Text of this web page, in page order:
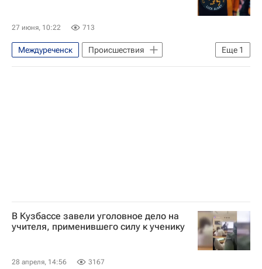
27 июня, 10:22 713
Еще 1
Междуреченск
Происшествия
Кемеровская область
В Кузбассе завели уголовное дело на
учителя, применившего силу к ученику
28 апреля, 14:56 3167